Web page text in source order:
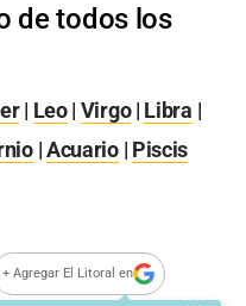
de todos los
| Leo| Virgo| Libra |
|Acuario| Piscis
+ Agregar El Litoral en